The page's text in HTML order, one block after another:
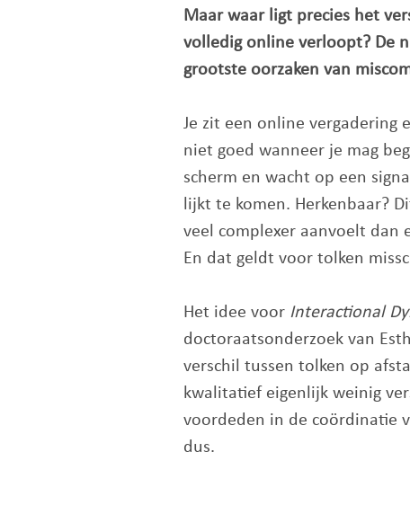
Maar waar ligt precies het
volledig online verloopt? De
grootste oorzaken van
Je zit een online vergadering
niet goed wanneer je mag
scherm en wacht op een
lijkt te komen. Herkenbaar?
veel complexer aanvoelt dan
En dat geldt voor tolken
Het idee voor Interactional
doctoraatsonderzoek van
verschil tussen tolken op
kwalitatief eigenlijk weinig
voordeden in de coördinatie
dus.